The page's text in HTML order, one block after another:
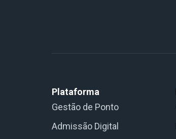
Plataforma
Gestão de Ponto
Admissão Digital